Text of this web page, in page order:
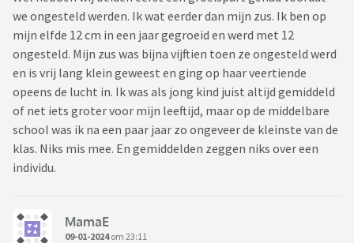
we ongesteld werden. Ik wat eerder dan mijn zus. Ik ben op
mijn elfde 12 cm in een jaar gegroeid en werd met 12
ongesteld. Mijn zus was bijna vijftien toen ze ongesteld werd
en is vrij lang klein geweest en ging op haar veertiende
opeens de lucht in. Ik was als jong kind juist altijd gemiddeld
of net iets groter voor mijn leeftijd, maar op de middelbare
school was ik na een paar jaar zo ongeveer de kleinste van de
klas. Niks mis mee. En gemiddelden zeggen niks over een
individu.
MamaE
09-01-2024om 23:11